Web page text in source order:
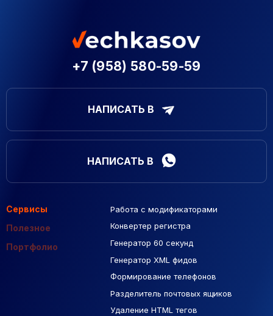
+7 (958) 580-59-59
НАПИСАТЬ В
НАПИСАТЬ В
Сервисы
Полезное
Портфолио
Работа с модификаторами
Конвертер регистра
Генератор 60 секунд
Генератор XML фидов
Формирование телефонов
Разделитель почтовых ящиков
Удаление HTML тегов
Подборка сайтов
Макеты Figma
База Яндекс Карты
РСЯ площадки
Созданные сайты
Контекстная реклама